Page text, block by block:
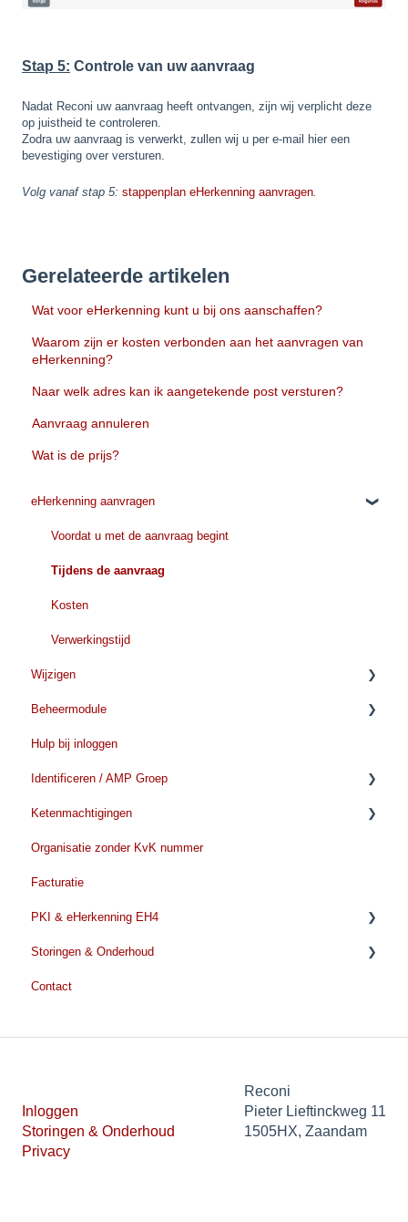
Stap 5: Controle van uw aanvraag
Nadat Reconi uw aanvraag heeft ontvangen, zijn wij verplicht deze
op juistheid te controleren.
Zodra uw aanvraag is verwerkt, zullen wij u per e-mail hier een
bevestiging over versturen.
Volg vanaf stap 5: stappenplan eHerkenning aanvragen
Gerelateerde artikelen
Wat voor eHerkenning kunt u bij ons aanschaffen?
Waarom zijn er kosten verbonden aan het aanvragen van
eHerkenning?
Naar welk adres kan ik aangetekende post versturen?
Aanvraag annuleren
Wat is de prijs?
eHerkenning aanvragen
Voordat u met de aanvraag begint
Tijdens de aanvraag
Kosten
Verwerkingstijd
Wijzigen
Organisatiegegevens wijzigen
Gegevens wijzigen
Wijzigen voor gebruikers
Verlengen eHerkenning
Beheermodule
Aanvragen/toevoegen
Verwijderen/beeindigen
Verlengen
Hulp bij inloggen
Identificeren / AMP Groep
Voorbereiden Identificatie
Tijdens de identificatie
Na de identificatie
Ketenmachtigingen
Voordat u met de aanvraag begint
Ketenmachtiging aanvragen
Ketenmachtiging kosten
Ketenmachtiging verlengen
Beheer en wijzigingen
Organisatie zonder KvK nummer
Facturatie
PKI & eHerkenning EH4
EH4
PKI Algemene informatie
SBR certificaat
Storingen & Onderhoud
Storingen & Onderhoud
Contact
Inloggen
Storingen & Onderhoud
Privacy
Reconi
Pieter Lieftinckweg 11
1505HX, Zaandam